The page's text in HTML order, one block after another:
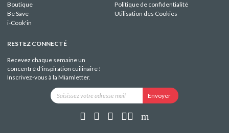
Boutique
Be Save
i-Cook'in
Politique de confidentialité
Utilisation des Cookies
RESTEZ CONNECTÉ
Recevez chaque semaine un
concentré d'inspiration cuilinaire !
Inscrivez-vous à la Miamletter.